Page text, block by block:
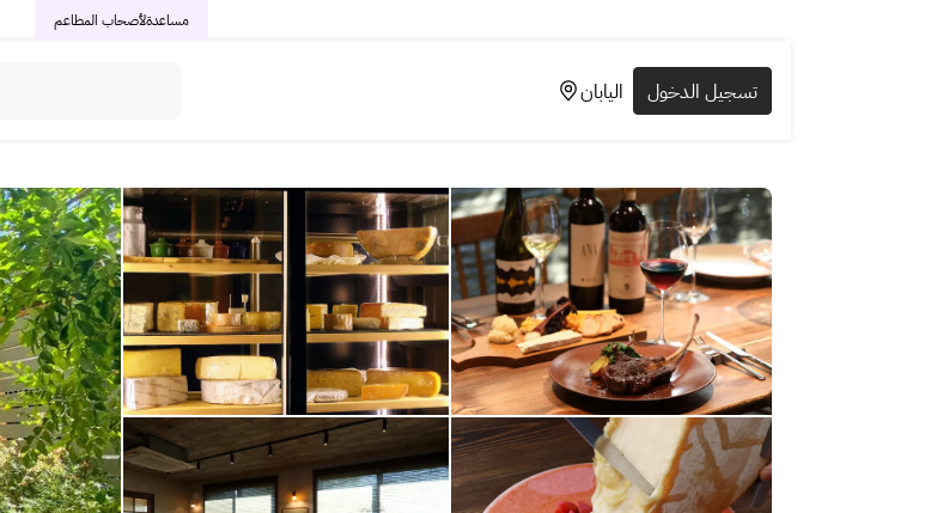
لأصحاب المطاعممساعدة
اليابان تسجيل الدخول